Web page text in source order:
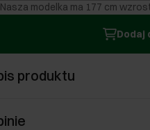
Nasza modelka ma 177 cm
Dodaj
produktu